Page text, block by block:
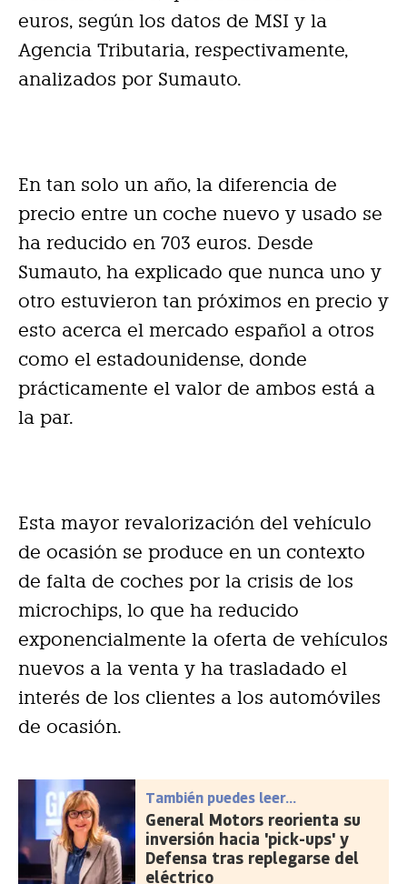
euros, según los datos de MSI y la
Agencia Tributaria, respectivamente,
analizados por Sumauto.
En tan solo un año, la diferencia de
precio entre un coche nuevo y usado se
ha reducido en 703 euros. Desde
Sumauto, ha explicado que nunca uno y
otro estuvieron tan próximos en precio y
esto acerca el mercado español a otros
como el estadounidense, donde
prácticamente el valor de ambos está a
la par.
Esta mayor revalorización del vehículo
de ocasión se produce en un contexto
de falta de coches por la crisis de los
microchips, lo que ha reducido
exponencialmente la oferta de vehículos
nuevos a la venta y ha trasladado el
interés de los clientes a los automóviles
de ocasión.
También puedes leer...
General Motors reorienta su
inversión hacia 'pick-ups' y
Defensa tras replegarse del
eléctrico